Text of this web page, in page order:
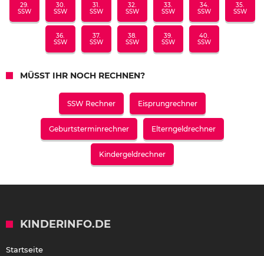
29.
SSW
30.
SSW
31.
SSW
32.
SSW
33.
SSW
34.
SSW
35.
SSW
36.
SSW
37.
SSW
38.
SSW
39.
SSW
40.
SSW
MÜSST IHR NOCH RECHNEN?
SSW Rechner Eisprungrechner
Geburtsterminrechner Elterngeldrechner
Kindergeldrechner
KINDERINFO.DE
Startseite